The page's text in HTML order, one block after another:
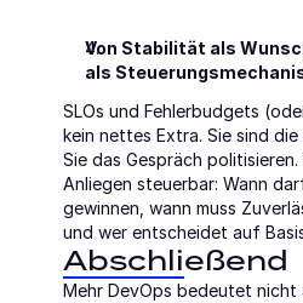
Von Stabilität als
als
SLOs und Fehlerbudgets
kein nettes Extra. Sie sind
Sie das Gespräch politisieren.
Anliegen steuerbar: Wann
gewinnen, wann muss
und wer entscheidet auf
Abschließend
Mehr DevOps bedeutet nicht